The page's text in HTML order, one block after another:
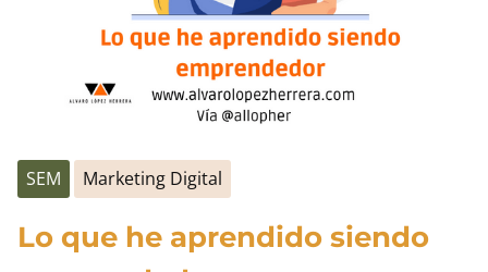
SEM Marketing Digital
Lo que he aprendido siendo